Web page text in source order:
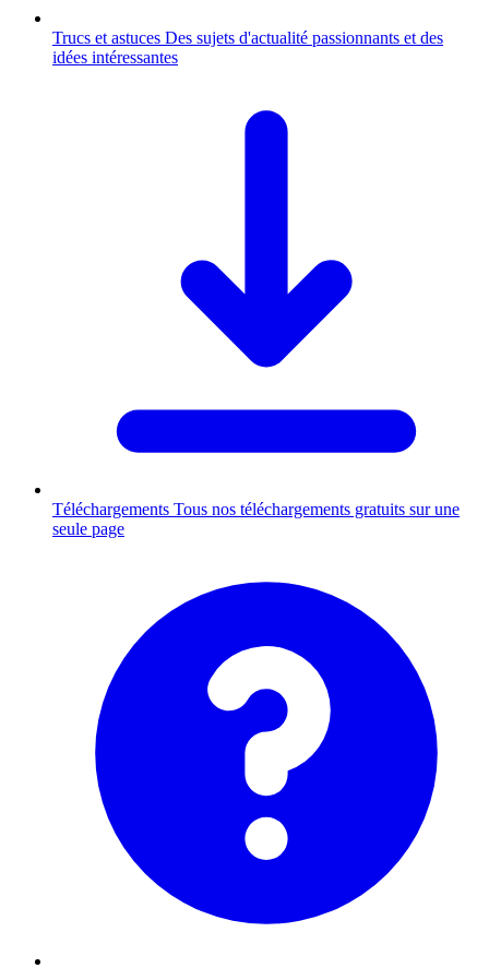
Trucs et astuces Des sujets d'actualité passionnants et des
idées intéressantes
Téléchargements Tous nos téléchargements gratuits sur une
seule page